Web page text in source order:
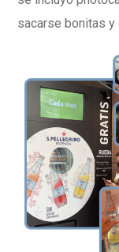
sacarse bonitas